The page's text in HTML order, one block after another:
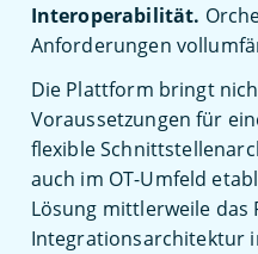
Interoperabilität.
Anforderungen
Die Plattform bringt
Voraussetzungen für
flexible
auch im OT-Umfeld
Lösung mittlerweile das
Integrationsarchitektur